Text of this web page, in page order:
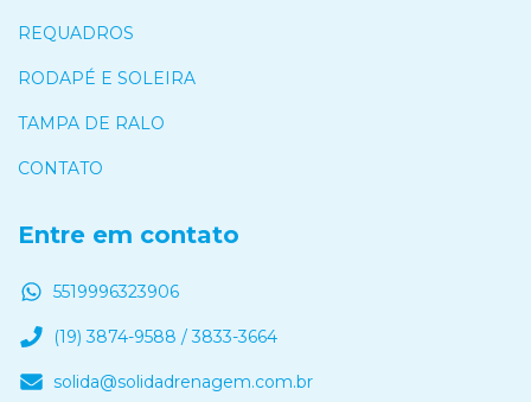
REQUADROS
RODAPÉ E SOLEIRA
TAMPA DE RALO
CONTATO
Entre em contato
5519996323906
(19) 3874-9588 / 3833-3664
solida@solidadrenagem.com.br